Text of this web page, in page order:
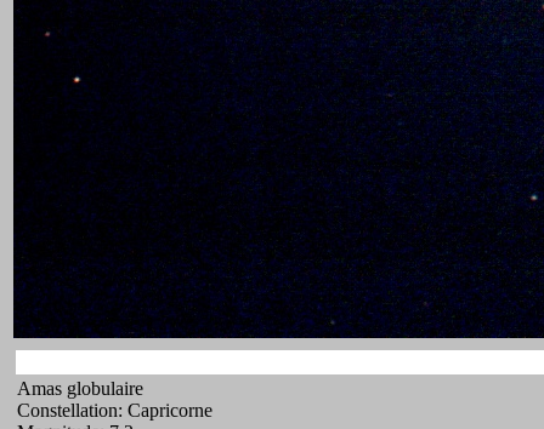
Amas globulaire
Constellation: Capricorne